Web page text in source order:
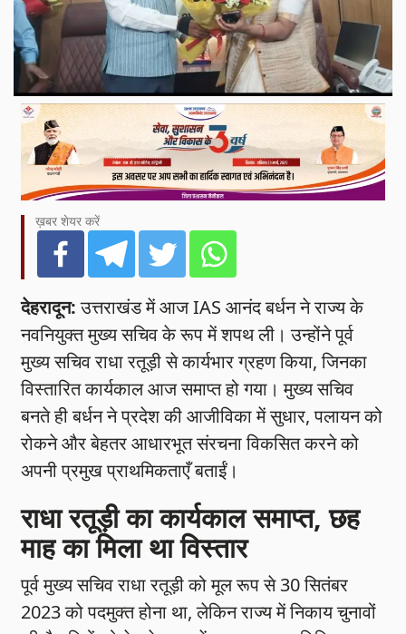
ख़बर शेयर करें
देहरादून:उत्तराखंड में आज IAS आनंद बर्धन ने राज्य के
नवनियुक्त मुख्य सचिव के रूप में शपथ ली। उन्होंने पूर्व
मुख्य सचिव राधा रतूड़ी से कार्यभार ग्रहण किया, जिनका
विस्तारित कार्यकाल आज समाप्त हो गया। मुख्य सचिव
बनते ही बर्धन ने प्रदेश की आजीविका में सुधार, पलायन को
रोकने और बेहतर आधारभूत संरचना विकसित करने को
अपनी प्रमुख प्राथमिकताएँ बताईं।
राधा रतूड़ी का कार्यकाल समाप्त, छह
माह का मिला था विस्तार
पूर्व मुख्य सचिव राधा रतूड़ी को मूल रूप से 30 सितंबर
2023 को पदमुक्त होना था, लेकिन राज्य में निकाय चुनावों